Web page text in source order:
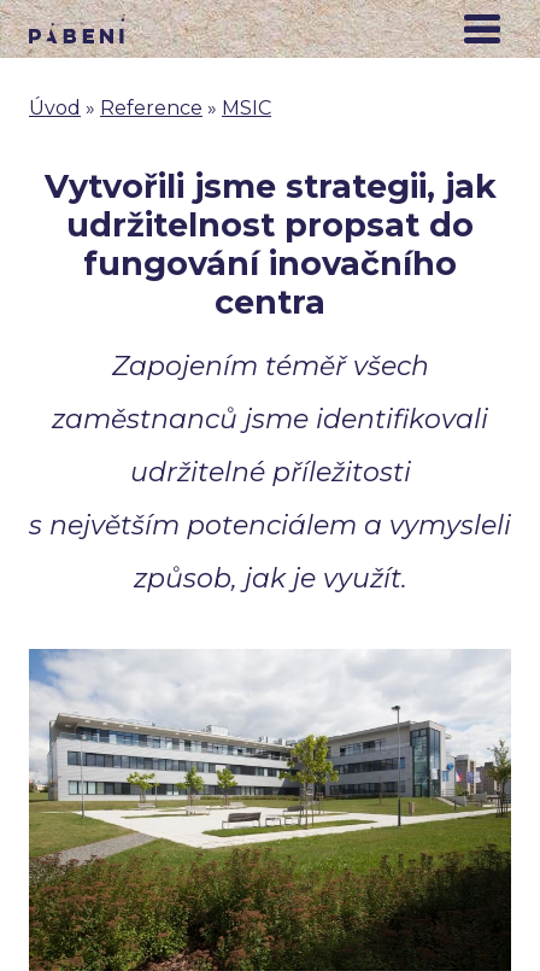
Úvod » Reference » MSIC
Vytvořili jsme strategii, jak
udržitelnost propsat do
fungování inovačního
centra
Zapojením téměř všech
zaměstnanců jsme identifikovali
udržitelné příležitosti
s největším potenciálem a vymysleli
způsob, jak je využít.